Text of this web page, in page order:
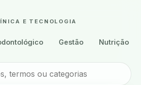
E TECNOLOGIA
Gestão Nutrição